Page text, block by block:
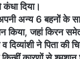
दिया।
अन्य 6 बहनों के
किया, जहां किरन
दिव्यांशी ने पिता की